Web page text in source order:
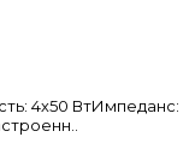
4х50 ВтИмпеданс: